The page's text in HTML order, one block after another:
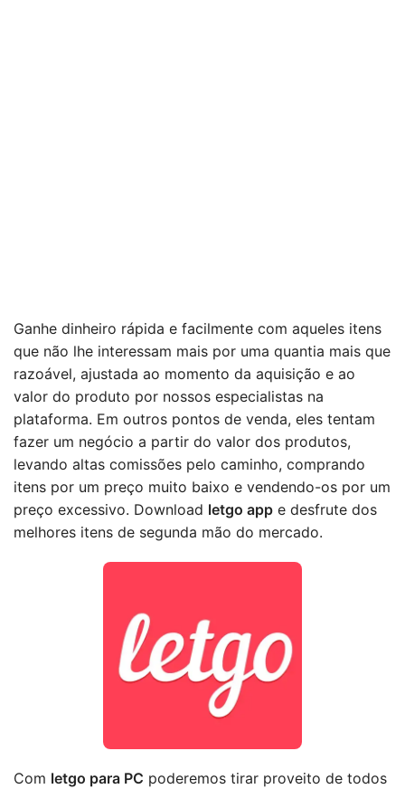
Ganhe dinheiro rápida e facilmente com aqueles itens
que não lhe interessam mais por uma quantia mais que
razoável, ajustada ao momento da aquisição e ao
valor do produto por nossos especialistas na
plataforma. Em outros pontos de venda, eles tentam
fazer um negócio a partir do valor dos produtos,
levando altas comissões pelo caminho, comprando
itens por um preço muito baixo e vendendo-os por um
preço excessivo. Download letgo app e desfrute dos
melhores itens de segunda mão do mercado.
Com letgo para PC poderemos tirar proveito de todos